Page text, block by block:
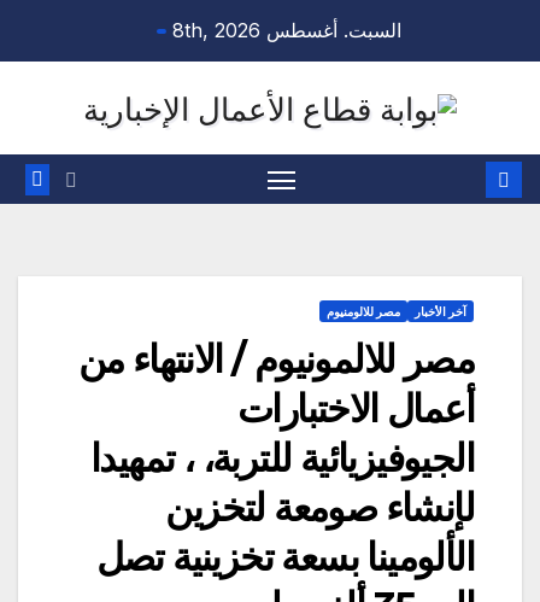
السبت. أغسطس 8th, 2026
آخر الأخبار مصر للالومنيوم
مصر للالمونيوم / الانتهاء من
أعمال الاختبارات
الجيوفيزيائية للتربة، ، تمهيدا
لإنشاء صومعة لتخزين
الألومينا بسعة تخزينية تصل